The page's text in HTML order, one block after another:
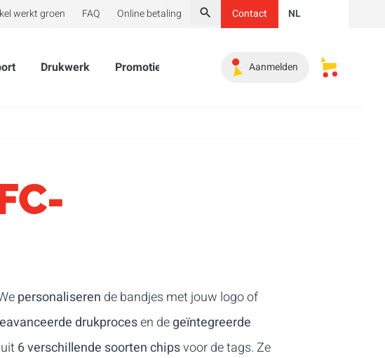
werkt groen FAQ Online betaling
Zoeken
Contact NL
Drukwerk Promotiemateriaal Onmisbaar Koopjeshoek
Aanmelden Mijn
personaliseren de bandjes met jouw logo of
drukprocesen degeïntegreerde
6 verschillende soorten chipsvoor de tags. Ze